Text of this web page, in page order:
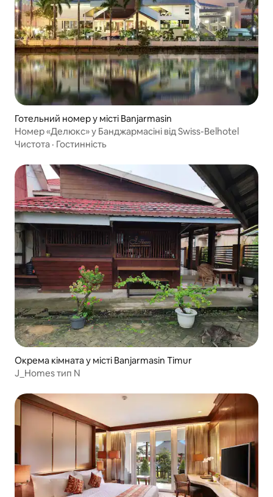
Готельний номер у місті Banjarmasin
Номер «Делюкс» у Банджармасіні від Swiss-Belhotel
Чистота · Гостинність
Окрема кімната у місті Banjarmasin Timur
J_Homes тип N